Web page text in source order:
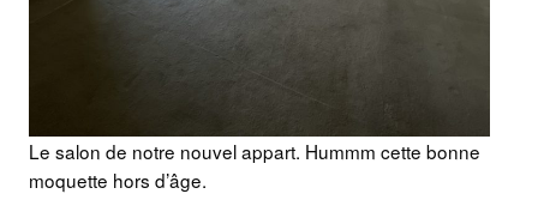
Le salon de notre nouvel appart. Hummm cette bonne
moquette hors d’âge.